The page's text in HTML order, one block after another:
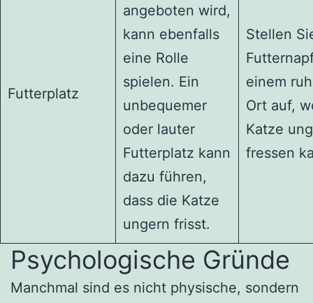
Futterplatz
angeboten wird,
kann ebenfalls
eine Rolle
spielen. Ein
unbequemer
oder lauter
Futterplatz kann
dazu führen,
dass die Katze
ungern frisst.
Stellen
einem
Ort auf,
Katze
fressen
Psychologische Gründe
Manchmal sind es nicht physische, sondern